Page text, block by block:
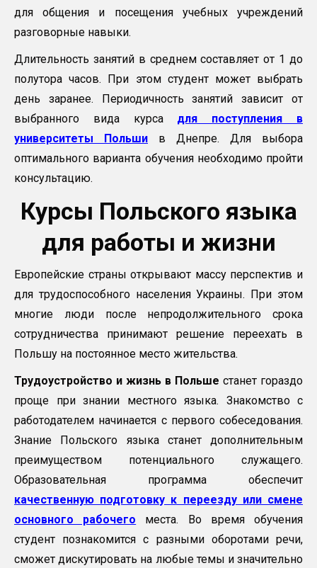
для общения и посещения учебных учреждений
разговорные навыки.
Длительность занятий в среднем составляет от 1 до
полутора часов. При этом студент может выбрать
день заранее. Периодичность занятий зависит от
выбранного вида курса для поступления в
университеты Польши в Днепре. Для выбора
оптимального варианта обучения необходимо пройти
консультацию.
Курсы Польского языка
для работы и жизни
Европейские страны открывают массу перспектив и
для трудоспособного населения Украины. При этом
многие люди после непродолжительного срока
сотрудничества принимают решение переехать в
Польшу на постоянное место жительства.
Трудоустройство и жизнь в Польше станет гораздо
проще при знании местного языка. Знакомство с
работодателем начинается с первого собеседования.
Знание Польского языка станет дополнительным
преимуществом потенциального служащего.
Образовательная программа обеспечит
качественную подготовку к переезду или смене
основного рабочего места. Во время обучения
студент познакомится с разными оборотами речи,
сможет дискутировать на любые темы и значительно